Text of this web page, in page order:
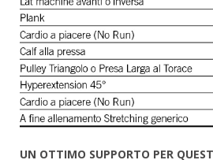
UN OTTIMO SUPPORTO PER